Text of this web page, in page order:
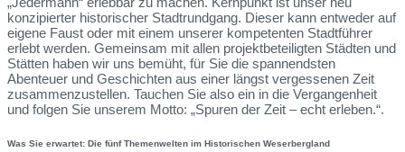
konzipierter historischer Stadtrundgang. Dieser kann entweder auf
eigene Faust oder mit einem unserer kompetenten Stadtführer
erlebt werden. Gemeinsam mit allen projektbeteiligten Städten und
Stätten haben wir uns bemüht, für Sie die spannendsten
Abenteuer und Geschichten aus einer längst vergessenen Zeit
zusammenzustellen. Tauchen Sie also ein in die Vergangenheit
und folgen Sie unserem Motto: „Spuren der Zeit – echt erleben.“.
Was Sie erwartet: Die fünf Themenwelten im Historischen Weserbergland